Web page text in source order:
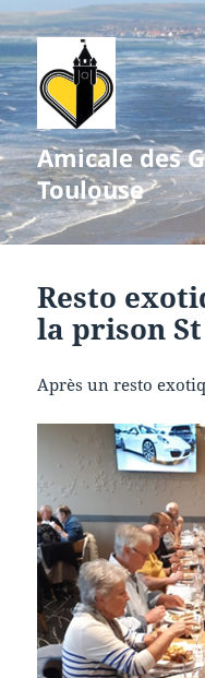
Amicale des
Toulouse
Resto
la prison
Après un resto